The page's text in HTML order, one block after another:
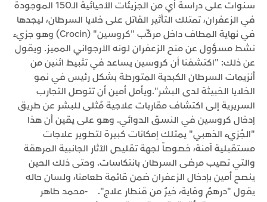
سنوات على دراسة أي من الجزيئات الأحيائية الـ150 الموجودة
في الزعفران، تمتلك التأثير القاتل على خلايا السرطان، ليجدها
في نهاية المطاف داخل مركّب "كروسين" (Crocin) وهو جزيء
نشط مسؤول عن منح الزعفران لونه الأرجواني المميز. ويقول
عن ذلك: "اكتشفنا أن كروسين يساعد في تثبيط اثنين من
أنزيمات السرطان الكبدية المتورطة بشكل رئيس في نمو
الخلايا الخبيثة لدى البشر". ويأمل أمين أن تتوصل التجارب
السريرية إلى اكتشاف مقاربات علاجية مُثلى للبشر عن طريق
إدخال كروسين في النسق الدوائي. وهو على يقين أن هذا
"الجُزيء الذهبي" يمتلك إمكانات كبيرة لتطوير علاجات
مستقبلية آمنة، خصوصاً لجهة تقليص الآثار الجانبية المرهقة
والتي تصيب مرضى السرطان بانتكاسات. وحتى ذلك الحين
ينصح أمين بإدخال الزعفران ضمن قائمة طعامنا، ولسان حاله
يقول "درهمُ وقاية، خيرٌ من قنطار علاج". -محمد طاهر